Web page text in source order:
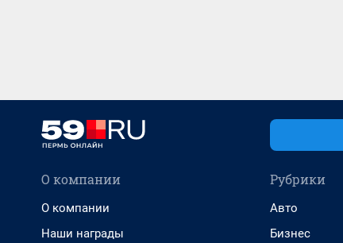
О компании
О компании
Наши награды
Рубрики
Авто
Бизнес